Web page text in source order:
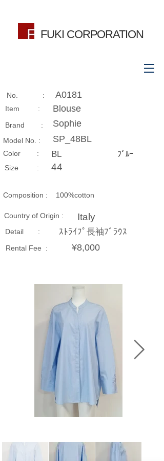
FUKI CORPORATION
No. : A0181
Item : Blouse
Brand : Sophie
Model No. : SP_48BL
​Color : BL ﾌﾞﾙｰ
Size​ : 44
Composition​ : 100%cotton
Country of Origin : Italy
Detail : ｽﾄﾗｲﾌﾟ長袖ﾌﾞﾗｳｽ
Rental Fee : ¥8,000